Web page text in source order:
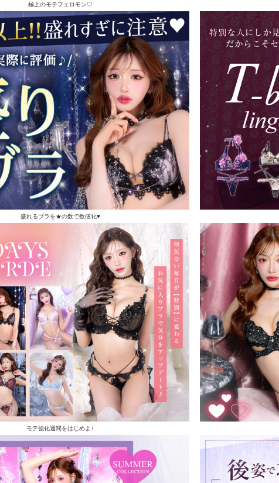
極上のモテフェロモン♡
盛れるブラを★の数で数値化♥
モテ強化週間をはじめよ♪